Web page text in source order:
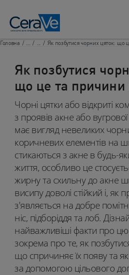
ПОШУК​
Головна / ... / ... / Як позбутися чорних цяток: що
Як позбутися
що це та причини
Чорні цятки або відкриті
з проявів акне або
має вигляд невеликих
коричневих елементів на
стикаються з акне в будь-
життя, особливо це
жирну та схильну до акне
висипу доволі стійкий і, як
з'являється на добре
ніс, підборіддя та лоб.
найважливіші факти про
зокрема про те, як
що спричиняє їх появу та
за допомогою цільового